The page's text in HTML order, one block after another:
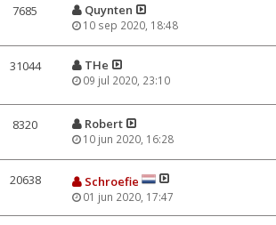
7685 Quynten
10 sep 2020, 18:48
31044 THe
09 jul 2020, 23:10
8320 Robert
10 jun 2020, 16:28
20638 Schroefie
01 jun 2020, 17:47